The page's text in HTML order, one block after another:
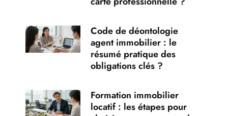
Code de déontologie
agent immobilier : le
résumé pratique des
obligations clés ?
Formation immobilier
locatif : les étapes pour